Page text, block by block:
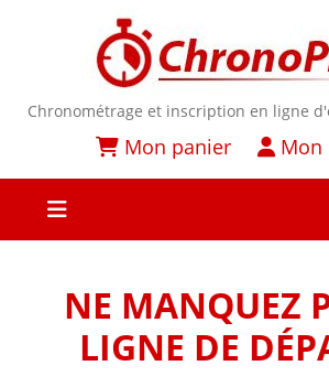
Chronométrage et inscription en ligne
Mon panier Mon
NE MANQUEZ
LIGNE DE